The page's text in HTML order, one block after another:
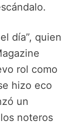
día”, quien
rol como
hizo eco
un
noteros